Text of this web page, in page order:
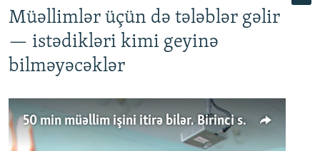
Müəllimlər üçün də tələblər gəlir
— istədikləri kimi geyinə
bilməyəcəklər
50 min müəllim işini itirə bilər. Birinci sinfə gedənlər azalır